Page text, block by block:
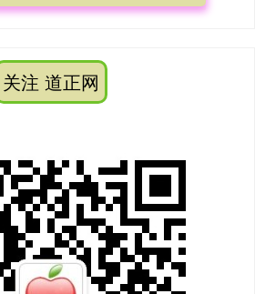
关注 道正网